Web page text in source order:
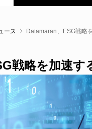
ース Datamaran、ESG戦略
戦略を加速